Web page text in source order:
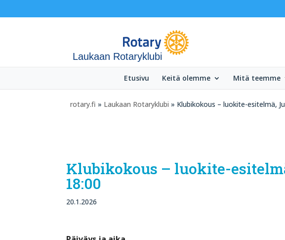
Laukaan Rotaryklubi
Etusivu Keitä olemme Mitä teemme
rotary.fi » Laukaan Rotaryklubi » Klubikokous – luokite-esitelmä,
Klubikokous – luokite-
18:00
20.1.2026